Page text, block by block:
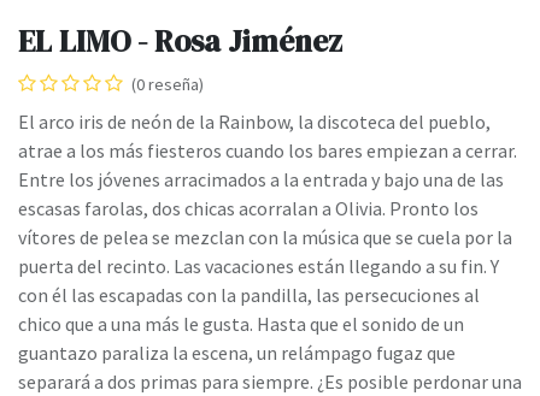
EL LIMO - Rosa Jiménez
(0 reseña)
El arco iris de neón de la Rainbow, la discoteca del pueblo,
atrae a los más fiesteros cuando los bares empiezan a cerrar.
Entre los jóvenes arracimados a la entrada y bajo una de las
escasas farolas, dos chicas acorralan a Olivia. Pronto los
vítores de pelea se mezclan con la música que se cuela por la
puerta del recinto. Las vacaciones están llegando a su fin. Y
con él las escapadas con la pandilla, las persecuciones al
chico que a una más le gusta. Hasta que el sonido de un
guantazo paraliza la escena, un relámpago fugaz que
separará a dos primas para siempre. ¿Es posible perdonar una